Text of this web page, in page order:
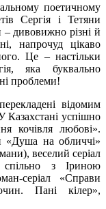
поетичному
Сергія і Тетяни
– дивовижно різні й
напрочуд цікаво
Це – настільки
яка буквально
проблеми!
відомим
успішно
кочівля любові».
«Душа на обличчі»
веселий серіал
спільно з Іриною
серіал «Справи
Пані кілер»,